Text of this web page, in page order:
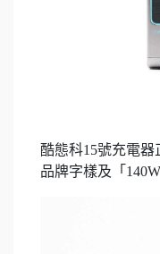
酷態科15號充電器
品牌字樣及「